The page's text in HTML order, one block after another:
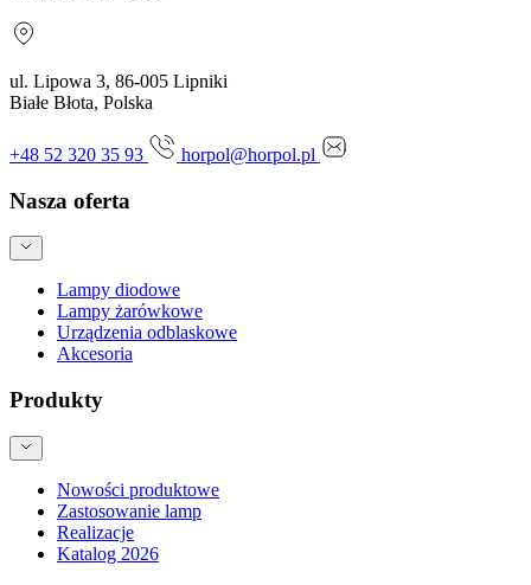
ul. Lipowa 3, 86-005 Lipniki
Białe Błota, Polska
+48 52 320 35 93 horpol@horpol.pl
Nasza oferta
Lampy diodowe
Lampy żarówkowe
Urządzenia odblaskowe
Akcesoria
Produkty
Nowości produktowe
Zastosowanie lamp
Realizacje
Katalog 2026